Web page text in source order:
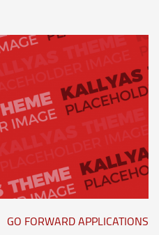
GO FORWARD APPLICATIONS